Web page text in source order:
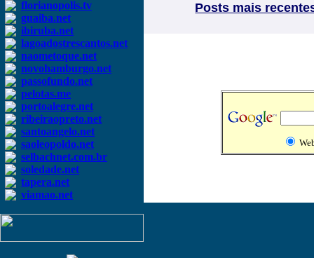
florianopolis.tv
guaiba.net
ibiruba.net
lagoadostrescantos.net
naometoque.net
novohamburgo.net
passofundo.net
pelotas.me
portoalegre.net
ribeiraopreto.net
santoangelo.net
saoleopoldo.net
selbachnet.com.br
soledade.net
tapera.net
viamao.net
Posts mais